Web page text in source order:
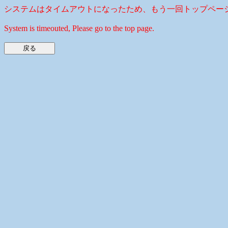
システムはタイムアウトになったため、もう一回トップペー
System is timeouted, Please go to the top page.